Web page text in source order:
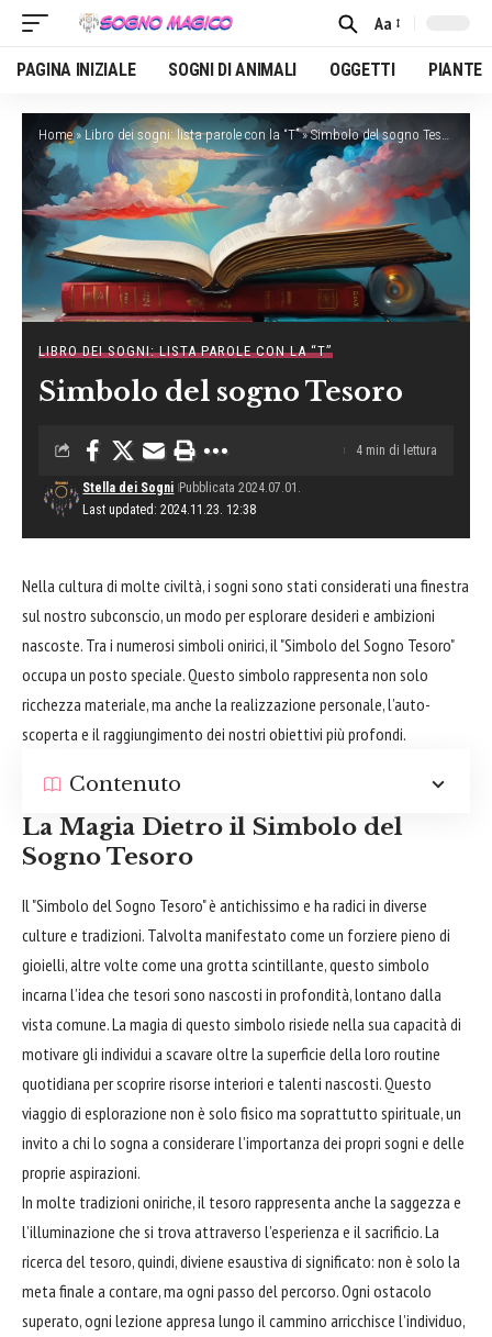
Font
Resizer
Aa
PAGINA INIZIALE SOGNI DI ANIMALI OGGETTI PIANTE
Home» Libro dei sogni: lista parole con la “T”»Simbolo del sogno Tesoro
LIBRO DEI SOGNI: LISTA PAROLE CON LA “T”
Simbolo del sogno Tesoro
Last updated: 2024.11.23. 12:38
Stella dei Sogni Pubblicata 2024.07.01.
4 min di lettura
Nella cultura di molte civiltà, i sogni sono stati considerati una finestra
sul nostro subconscio, un modo peresplorare desideri e ambizioni
nascoste. Tra i numerosi simboli onirici, il "Simbolo del Sogno Tesoro"
occupa un posto speciale. Questo simbolo rappresenta non solo
ricchezza materiale, ma anche la realizzazione personale, l’auto-
scoperta e il raggiungimento dei nostri obiettivi più profondi.
Contenuto
La Magia Dietro il Simbolo del
Sogno Tesoro
Il "Simbolo del Sogno Tesoro" è antichissimo e ha radici in diverse
culture e tradizioni. Talvolta manifestato come un forziere pieno di
gioielli, altre volte come una grotta scintillante, questo simbolo
incarna l’idea che tesori sono nascosti in profondità, lontano dalla
vista comune. La magia di questo simbolo risiede nella sua capacità di
motivare gli individui a scavare oltre la superficie della loro routine
quotidiana per scoprire risorse interiori e talenti nascosti. Questo
viaggio di esplorazione non è solo fisico ma soprattutto spirituale, un
invito a chi lo sogna a considerare l’importanza dei propri sogni e delle
proprie aspirazioni.
In molte tradizioni oniriche, il tesoro rappresenta anche la saggezza e
l’illuminazione che si trova attraverso l’esperienza e il sacrificio. La
ricerca del tesoro, quindi, diviene esaustiva di significato: non è solo la
meta finale a contare, ma ogni passo del percorso. Ogni ostacolo
superato, ogni lezione appresa lungo il cammino arricchisce l’individuo,